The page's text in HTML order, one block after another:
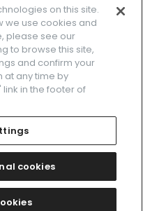
instagramtwitter
利用規約
Cookies Settings
その関連会社の商標です。
CO., LTD.
on this site.
we use cookies and
please see our
to browse this site,
and confirm your
at any time by
in the footer of
cookies